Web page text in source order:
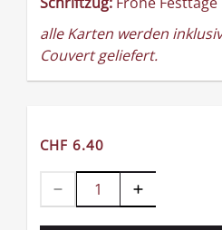
alle Karten werden
Couvert geliefert.
CHF 6.40